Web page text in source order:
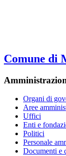
Comune di
Organi di
Aree
Uffici
Enti e
Politici
Personale
Documenti e